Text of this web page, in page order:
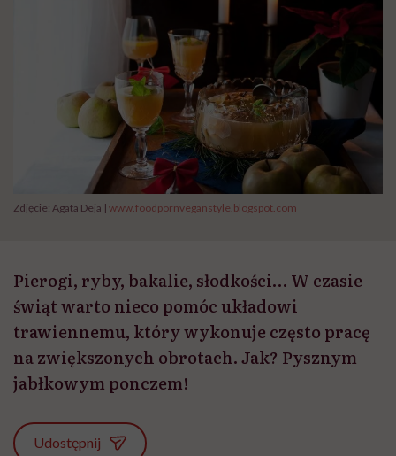
Zdjęcie: Agata Deja | www.foodpornveganstyle.blogspot.com
Pierogi, ryby, bakalie, słodkości… W czasie
świąt warto nieco pomóc układowi
trawiennemu, który wykonuje często pracę
na zwiększonych obrotach. Jak? Pysznym
jabłkowym ponczem!
Udostępnij